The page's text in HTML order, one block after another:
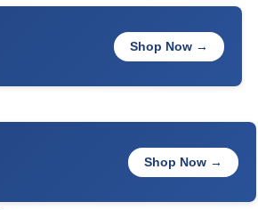
Shop Now →
Shop Now →